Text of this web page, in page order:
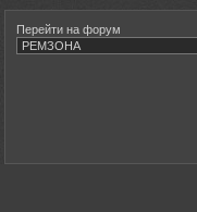
Перейти на форум